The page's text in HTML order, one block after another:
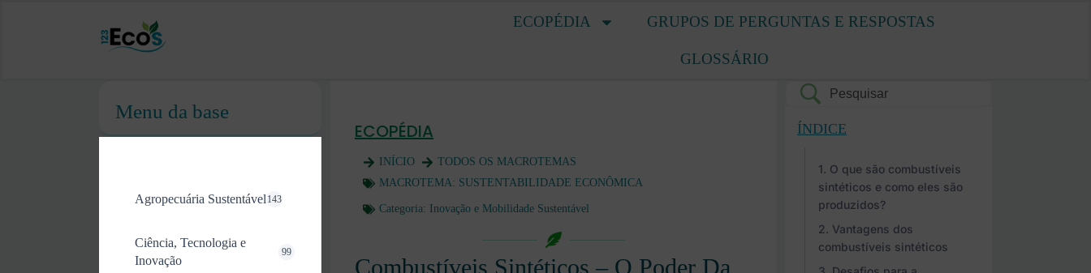
ECOPÉDIA GRUPOS DE PERGUNTAS E RESPOSTAS
GLOSSÁRIO
Menu da base
Agropecuária Sustentável 143
Ciência, Tecnologia e
Inovação
99
ECOPÉDIA
INÍCIO
TODOS OS MACROTEMAS
MACROTEMA: SUSTENTABILIDADE ECONÔMICA
Categoria: Inovação e Mobilidade Sustentável
Combustíveis Sintéticos – O Poder Da
ÍNDICE
O que são combustíveis
sintéticos e como eles são
produzidos?
Vantagens dos
combustíveis sintéticos